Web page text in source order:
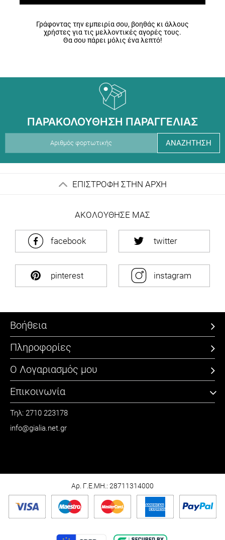
Γράφοντας την εμπειρία σου, βοηθάς κι άλλους
χρήστες για τις μελλοντικές αγορές τους.
Θα σου πάρει μόλις ένα λεπτό!
ΠΑΡΑΚΟΛΟΥΘΗΣΗ ΠΑΡΑΓΓΕΛΙΑΣ
ΑΝΑΖΗΤΗΣΗ
ΕΠΙΣΤΡΟΦΗ ΣΤΗΝ ΑΡΧΗ
ΑΚΟΛΟΥΘΗΣΕ ΜΑΣ
facebook twitter
pinterest instagram
Βοήθεια
Πληροφορίες
Ο Λογαριασμός μου
Επικοινωνία
Τηλ: 2710 223178
info@gialia.net.gr
Αρ. Γ.Ε.ΜΗ.: 28711314000